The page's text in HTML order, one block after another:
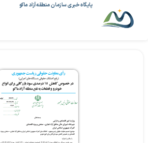
پایگاه خبری سازمان منطقه آزاد ماکو